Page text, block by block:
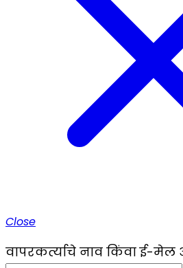
Close
वापरकर्त्याचे नाव किंवा ई-मेल